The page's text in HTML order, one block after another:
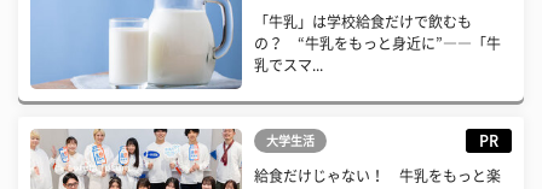
「牛乳」は学校給食だけで飲むも
の？ “牛乳をもっと身近に”――「牛
乳でスマ...
大学生活 PR
給食だけじゃない！ 牛乳をもっと楽